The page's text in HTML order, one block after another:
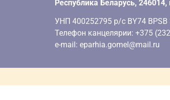
Республика Беларусь,
УНП 400252795 р/с BY74 BPSB
Телефон канцелярии: +375
e-mail: eparhia.gomel@mail.ru